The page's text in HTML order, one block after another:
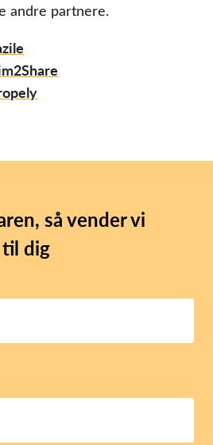
andre partnere.
så vender vi
dig